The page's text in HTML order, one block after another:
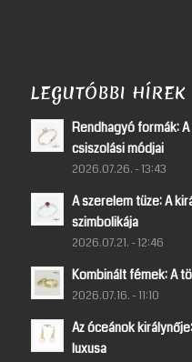
LEGUTÓBBI HÍREK
Rendhagyó formák:
csiszolási módjai
2026.07.26. - 13:43
A szerelem tüze: A
szimbolikája
2026.07.21. - 12:46
Kombinált fémek: A
2026.07.16. - 11:10
Az óceánok
luxusa